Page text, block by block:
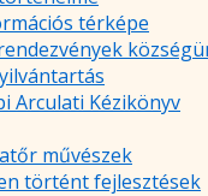
térképe
Arculati Kézikönyv
művészek
történt fejlesztések